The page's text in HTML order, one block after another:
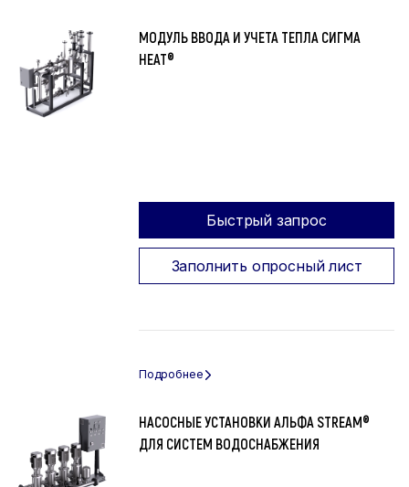
МОДУЛЬ ВВОДА И УЧЕТА ТЕПЛА СИГМА
HEAT®
Быстрый запрос
Заполнить опросный лист
НАСОСНЫЕ УСТАНОВКИ АЛЬФА STREAM®
ДЛЯ СИСТЕМ ВОДОСНАБЖЕНИЯ